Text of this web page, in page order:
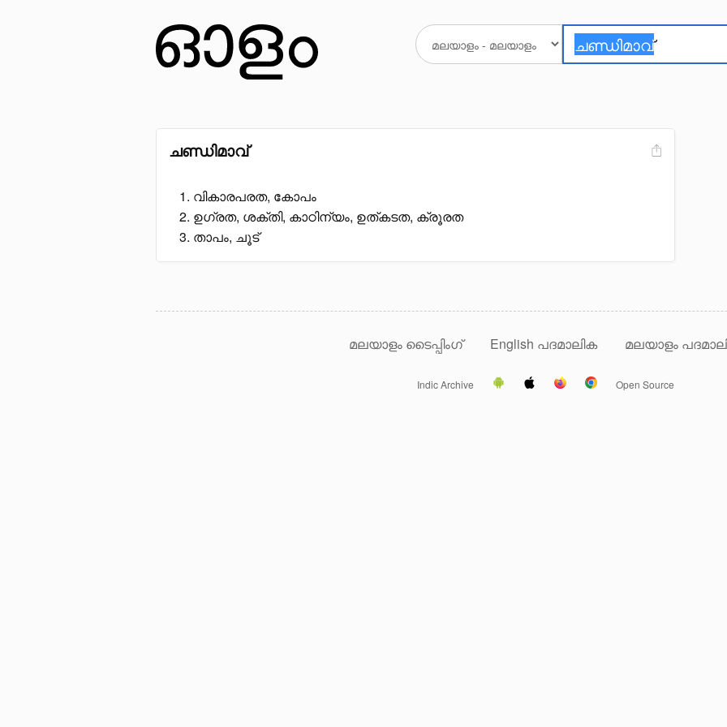
ചണ്ഡിമാവ്
വികാരപരത, കോപം
ഉഗ്രത, ശക്തി, കാഠിന്യം, ഉത്കടത, ക്രൂരത
താപം, ചൂട്
മലയാളം ടൈപ്പിംഗ് English പദമാലിക മലയാളം
Indic Archive Open Source